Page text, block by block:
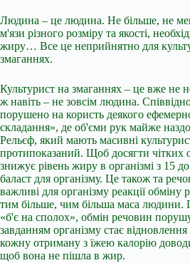
Людина – це людина. Не більше, не
м'язи різного розміру та якості,
жиру… Все це неприйнятно для
змаганнях.
Культурист на змаганнях – це вже не
ж навіть – не зовсім людина.
порушено на користь деякого
складання», де об'єми рук майже
Рельєф, який мають масивні
протипоказаний. Щоб досягти чітких
знижує рівень жиру в організмі з 15
баласт для організму. Це також та
важливі для організму реакції обміну
тим більше, чим більша маса людини.
«б'є на сполох», обмін речовин
завданням організму стає
кожну отриману з їжею калорію
щоб вона не пішла в жир.